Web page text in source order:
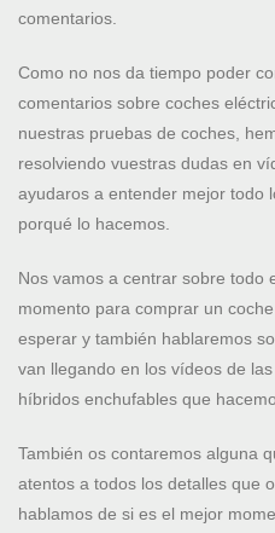
comentarios.
Como no nos da tiempo poder
comentarios sobre coches
nuestras pruebas de coches,
resolviendo vuestras dudas en
ayudaros a entender mejor todo
porqué lo hacemos.
Nos vamos a centrar sobre todo
momento para comprar un
esperar y también hablaremos
van llegando en los vídeos de
híbridos enchufables que
También os contaremos alguna
atentos a todos los detalles que
hablamos de si es el mejor